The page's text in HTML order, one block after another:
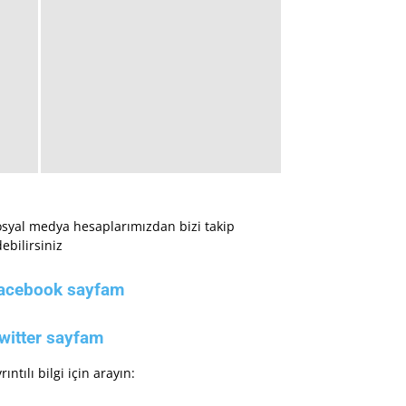
medya hesaplarımızdan bizi takip
sayfam
sayfam
bilgi için arayın: